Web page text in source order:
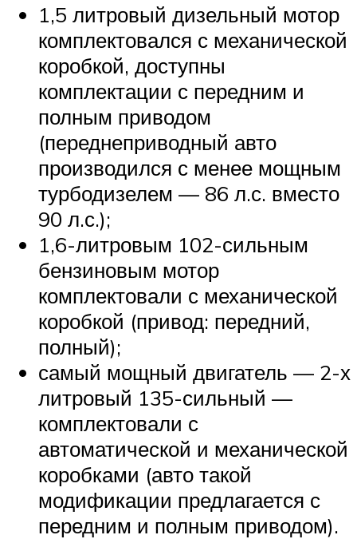
1,5 литровый дизельный мотор
комплектовался с механической
коробкой, доступны
комплектации с передним и
полным приводом
(переднеприводный авто
производился с менее мощным
турбодизелем — 86 л.с. вместо
90 л.с.);
1,6-литровым 102-сильным
бензиновым мотор
комплектовали с механической
коробкой (привод: передний,
полный);
самый мощный двигатель — 2-х
литровый 135-сильный —
комплектовали с
автоматической и механической
коробками (авто такой
модификации предлагается с
передним и полным приводом).